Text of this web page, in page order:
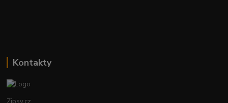
Kontakty